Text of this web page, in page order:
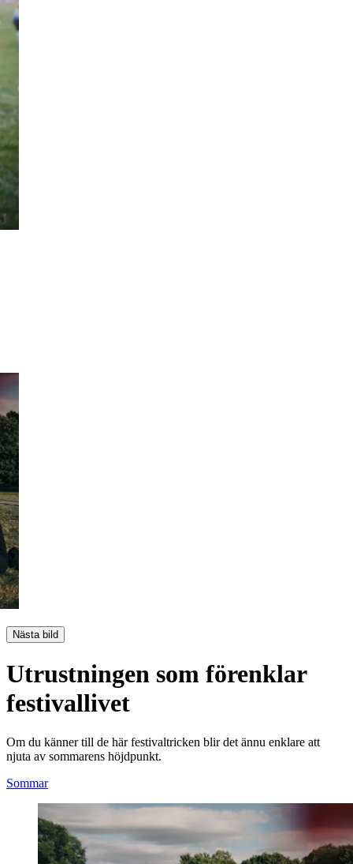
Nästa bild
Utrustningen som förenklar
festivallivet
Om du känner till de här festivaltricken blir det ännu enklare att
njuta av sommarens höjdpunkt.
Sommar